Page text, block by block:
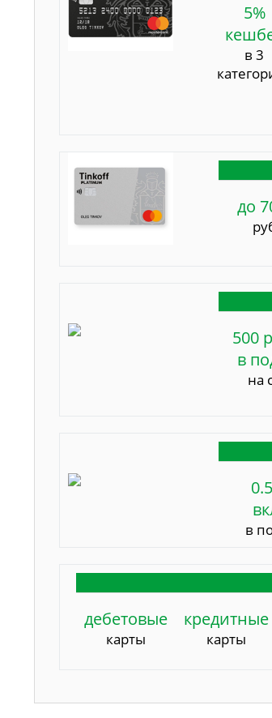
5%
в 3
до
500
в
на
в
дебетовые
карты
кредитные
карты